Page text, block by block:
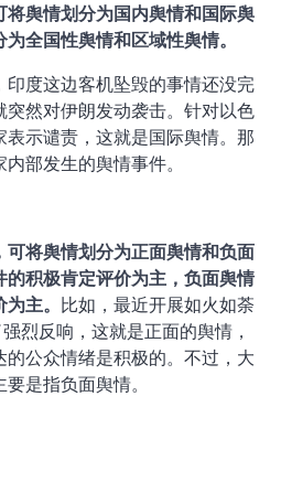
舆情划分为国内舆情和国际舆
全国性舆情和区域性舆情。
度这边客机坠毁的事情还没完
然对伊朗发动袭击。针对以色
示谴责，这就是国际舆情。那
部发生的舆情事件。
将舆情划分为正面舆情和负面
积极肯定评价为主，负面舆情
主。 比如，最近开展如火如荼
烈反响，这就是正面的舆情，
公众情绪是积极的。不过，大
是指负面舆情。